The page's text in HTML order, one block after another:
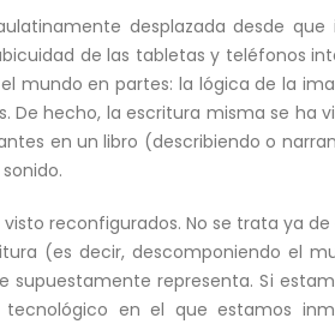
desplazada desde
de las tabletas y teléfonos
mundo en partes: la lógica de la
hecho, la escritura misma se ha
en un libro (describiendo o
reconfigurados. No se trata ya
(es decir, descomponiendo el
supuestamente representa. Si
en el que estamos